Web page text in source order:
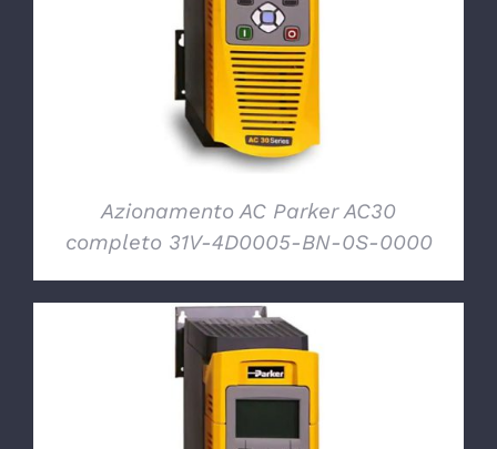
DETTAGLI
Azionamento AC Parker AC30
completo 31V-4D0005-BN-0S-0000